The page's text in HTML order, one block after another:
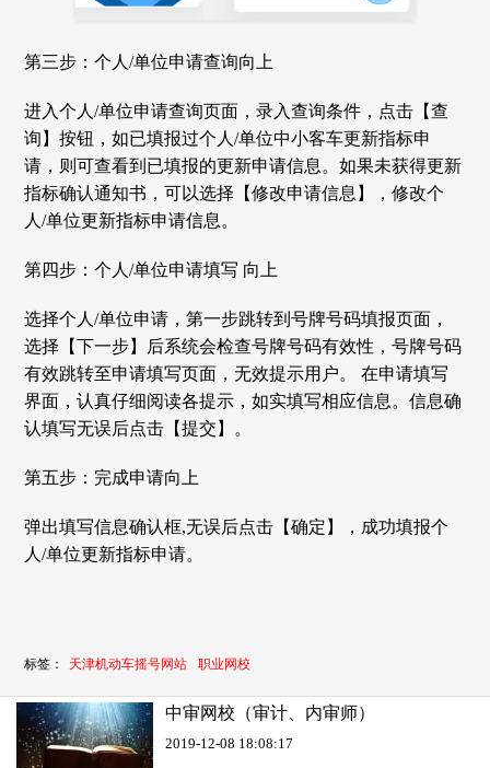
第三步：个人/单位申请查询向上
进入个人/单位申请查询页面，录入查询条件，点击【查
询】按钮，如已填报过个人/单位中小客车更新指标申
请，则可查看到已填报的更新申请信息。如果未获得更新
指标确认通知书，可以选择【修改申请信息】，修改个
人/单位更新指标申请信息。
第四步：个人/单位申请填写 向上
选择个人/单位申请，第一步跳转到号牌号码填报页面，
选择【下一步】后系统会检查号牌号码有效性，号牌号码
有效跳转至申请填写页面，无效提示用户。 在申请填写
界面，认真仔细阅读各提示，如实填写相应信息。信息确
认填写无误后点击【提交】。
第五步：完成申请向上
弹出填写信息确认框,无误后点击【确定】，成功填报个
人/单位更新指标申请。
标签： 天津机动车摇号网站 职业网校
中审网校（审计、内审师）
2019-12-08 18:08:17